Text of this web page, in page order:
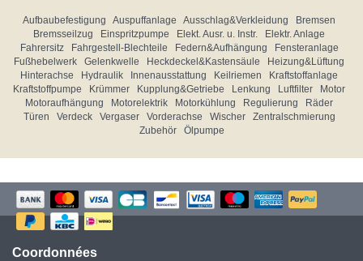
Aufbaubefestigung Auspuffanlage Ausschlag&Verkleidung
Bremsen
Bremsseilzug
Einspritzpumpe Elekt. Ausr. u. Instr.
Elektr. Anlage
Fahrersitz
Fahrgestell-Blechteile Federn&Aufhängung
Fensteranlage
Fußhebelwerk
Gelenkwelle Heckdeckel&Kastensäule
Heizung&Lüftung
Hinterachse
Hydraulik Innenausstattung Keilriemen
Kraftstoffanlage
Kraftstoffpumpe
Krümmer Kupplung&Getriebe Lenkung Luftfilter
Motor
Motoraufhängung
Motorelektrik Motorkühlung Regulierung
Räder
Türen
Verdeck Vergaser Vorderachse Wischer
Zentralschmierung
Zubehör
Ölpumpe
Coordonnées